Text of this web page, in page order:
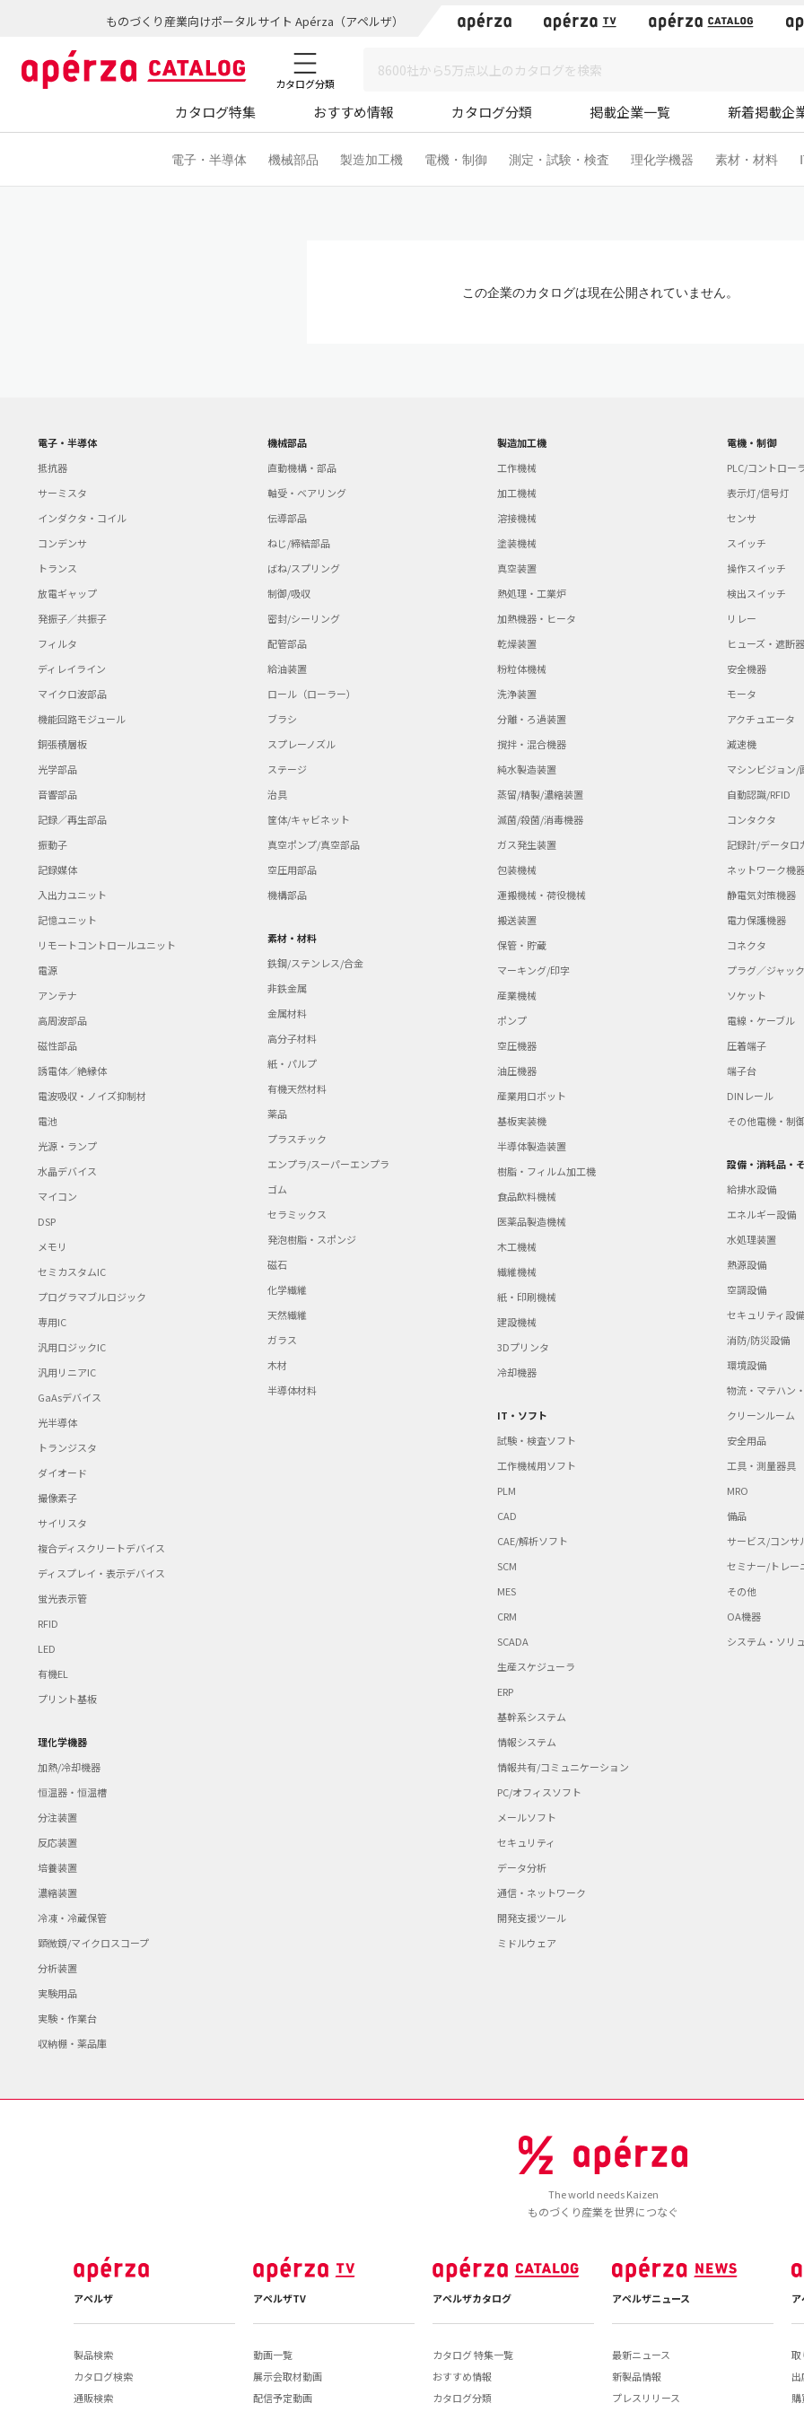
ものづくり産業向けポータルサイト Apérza（アペルザ）
カタログ分類
カタログ特集 おすすめ情報 カタログ分類 掲載企業一覧 新着掲載企
電子・半導体 機械部品 製造加工機 電機・制御 測定・試験・検査 理化学機器 素材・材料
この企業のカタログは現在公開されていません。
電子・半導体
抵抗器
サーミスタ
インダクタ・コイル
コンデンサ
トランス
放電ギャップ
発振子／共振子
フィルタ
ディレイライン
マイクロ波部品
機能回路モジュール
銅張積層板
光学部品
音響部品
記録／再生部品
振動子
記録媒体
入出力ユニット
記憶ユニット
リモートコントロールユニット
電源
アンテナ
高周波部品
磁性部品
誘電体／絶縁体
電波吸収・ノイズ抑制材
電池
光源・ランプ
水晶デバイス
マイコン
DSP
メモリ
セミカスタムIC
プログラマブルロジック
専用IC
汎用ロジックIC
汎用リニアIC
GaAsデバイス
光半導体
トランジスタ
ダイオード
撮像素子
サイリスタ
複合ディスクリートデバイス
ディスプレイ・表示デバイス
蛍光表示管
RFID
LED
有機EL
プリント基板
理化学機器
加熱/冷却機器
恒温器・恒温槽
分注装置
反応装置
培養装置
濃縮装置
冷凍・冷蔵保管
顕微鏡/マイクロスコープ
分析装置
実験用品
実験・作業台
収納棚・薬品庫
機械部品
直動機構・部品
軸受・ベアリング
伝導部品
ねじ/締結部品
ばね/スプリング
制御/吸収
密封/シーリング
配管部品
給油装置
ロール（ローラー）
ブラシ
スプレーノズル
ステージ
治具
筐体/キャビネット
真空ポンプ/真空部品
空圧用部品
機構部品
素材・材料
鉄鋼/ステンレス/合金
非鉄金属
金属材料
高分子材料
紙・パルプ
有機天然材料
薬品
プラスチック
エンプラ/スーパーエンプラ
ゴム
セラミックス
発泡樹脂・スポンジ
磁石
化学繊維
天然繊維
ガラス
木材
半導体材料
製造加工機
工作機械
加工機械
溶接機械
塗装機械
真空装置
熱処理・工業炉
加熱機器・ヒータ
乾燥装置
粉粒体機械
洗浄装置
分離・ろ過装置
撹拌・混合機器
純水製造装置
蒸留/精製/濃縮装置
滅菌/殺菌/消毒機器
ガス発生装置
包装機械
運搬機械・荷役機械
搬送装置
保管・貯蔵
マーキング/印字
産業機械
ポンプ
空圧機器
油圧機器
産業用ロボット
基板実装機
半導体製造装置
樹脂・フィルム加工機
食品飲料機械
医薬品製造機械
木工機械
繊維機械
紙・印刷機械
建設機械
3Dプリンタ
冷却機器
IT・ソフト
試験・検査ソフト
工作機械用ソフト
PLM
CAD
CAE/解析ソフト
SCM
MES
CRM
SCADA
生産スケジューラ
ERP
基幹系システム
情報システム
情報共有/コミュニケーション
PC/オフィスソフト
メールソフト
セキュリティ
データ分析
通信・ネットワーク
開発支援ツール
ミドルウェア
電機・制御
PLC/コントロー
表示灯/信号灯
センサ
スイッチ
操作スイッチ
検出スイッチ
リレー
ヒューズ・遮断器
安全機器
モータ
アクチュエータ
減速機
マシンビジョン/
自動認識/RFID
コンタクタ
記録計/データロ
ネットワーク機
静電気対策機器
電力保護機器
コネクタ
プラグ／ジャック
ソケット
電線・ケーブル
圧着端子
端子台
DINレール
その他電機・制御
設備・消耗品・
給排水設備
エネルギー設備
水処理装置
熱源設備
空調設備
セキュリティ設備
消防/防災設備
環境設備
物流・マテハン
クリーンルーム
安全用品
工具・測量器具
MRO
備品
サービス/コンサ
セミナー/トレー
その他
OA機器
システム・ソリ
The world needs Kaizen
ものづくり産業を世界につなぐ
アペルザ
製品検索
カタログ検索
通販検索
アペルザTV
動画一覧
展示会取材動画
配信予定動画
アペルザカタログ
カタログ 特集一覧
おすすめ情報
カタログ分類
アペルザニュース
最新ニュース
新製品情報
プレスリリース
取